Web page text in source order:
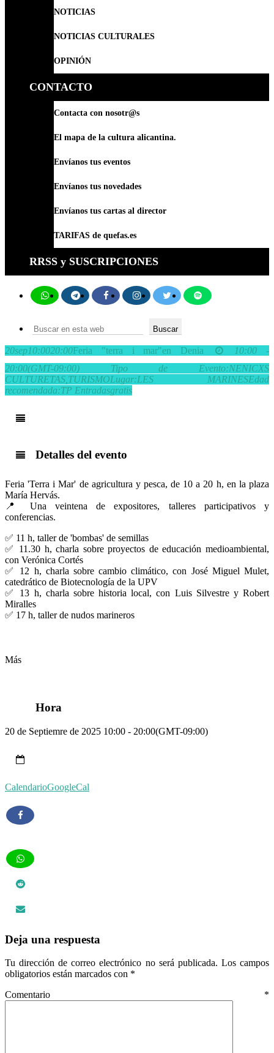
NOTICIAS
NOTICIAS CULTURALES
OPINIÓN
CONTACTO
Contacta con nosotr@s
El mapa de la cultura alicantina.
Envíanos tus eventos
Envíanos tus novedades
Envíanos tus cartas al director
TARIFAS de quefas.es
RRSS y SUSCRIPCIONES
en
web
20sep10:0020:00Feria "terra i mar"en Denia
10:00 -
20:00(GMT-09:00) Tipo de Evento:NENICXS
CULTURETAS, TURISMOLugar:LES MARINESEdad
recomendada:TP Entradasgratis
Detalles del evento
Feria 'Terra i Mar' de agricultura y pesca, de 10 a 20 h, en la plaza
María Hervás.
📍 Una veintena de expositores, talleres participativos y
conferencias.
✅ 11 h, taller de 'bombas' de semillas
✅ 11.30 h, charla sobre proyectos de educación medioambiental,
con Verónica Cortés
✅ 12 h, charla sobre cambio climático, con José Miguel Mulet,
catedrático de Biotecnología de la UPV
✅ 13 h, charla sobre historia local, con Luis Silvestre y Robert
Miralles
✅ 17 h, taller de nudos marineros
Más
Hora
20 de Septiemre de 2025 10:00 - 20:00(GMT-09:00)
CalendarioGoogleCal
Interacciones
con
los
lectores
Deja una respuesta
Tu dirección de correo electrónico no será publicada. Los campos
obligatorios están marcados con *
Comentario *